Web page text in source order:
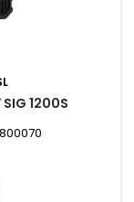
SIG 1200S